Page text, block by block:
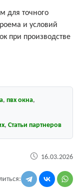
для точного
и условий
при производстве
, пвх окна,
, Статьи партнеров
16.03.2026